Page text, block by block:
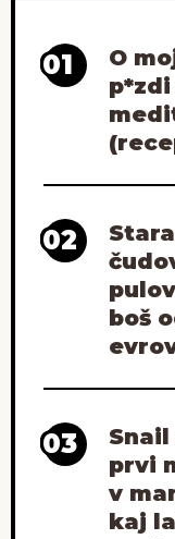
01
O
02
boš
03
prvi
v
kaj